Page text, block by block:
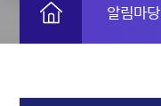
알림마당